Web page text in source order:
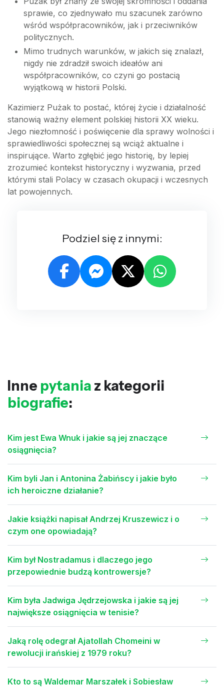
sprawie, co zjednywało mu szacunek zarówno
wśród współpracowników, jak i przeciwników
politycznych.
Mimo trudnych warunków, w jakich się znalazł,
nigdy nie zdradził swoich ideałów ani
współpracowników, co czyni go postacią
wyjątkową w historii Polski.
Kazimierz Pużak to postać, której życie i działalność
stanowią ważny element polskiej historii XX wieku.
Jego niezłomność i poświęcenie dla sprawy wolności i
sprawiedliwości społecznej są wciąż aktualne i
inspirujące. Warto zgłębić jego historię, by lepiej
zrozumieć kontekst historyczny i wyzwania, przed
którymi stali Polacy w czasach okupacji i wczesnych
lat powojennych.
Podziel się z innymi:
Inne pytania z kategorii
biografie:
Kim jest Ewa Wnuk i jakie są jej znaczące
osiągnięcia?
Kim byli Jan i Antonina Żabińscy i jakie było
ich heroiczne działanie?
Jakie książki napisał Andrzej Kruszewicz i o
czym one opowiadają?
Kim był Nostradamus i dlaczego jego
przepowiednie budzą kontrowersje?
Kim była Jadwiga Jędrzejowska i jakie są jej
największe osiągnięcia w tenisie?
Jaką rolę odegrał Ajatollah Chomeini w
rewolucji irańskiej z 1979 roku?
Kto to są Waldemar Marszałek i Sobiesław